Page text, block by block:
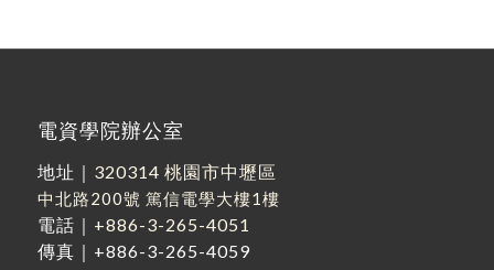
電資學院辦公室
地址｜ 320314 桃園市中壢區
中北路200號 篤信電學大樓1樓
電話｜ +886-3-265-4051
傳真｜+886-3-265-4059